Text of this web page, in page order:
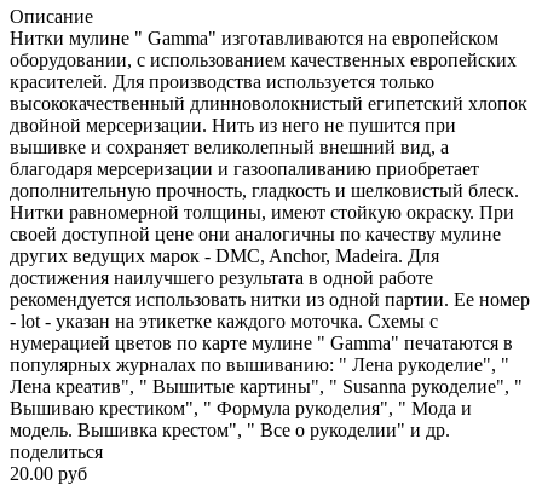
Описание
Нитки мулине " Gamma" изготавливаются на европейском
оборудовании, с использованием качественных европейских
красителей. Для производства используется только
высококачественный длинноволокнистый египетский хлопок
двойной мерсеризации. Нить из него не пушится при
вышивке и сохраняет великолепный внешний вид, а
благодаря мерсеризации и газоопаливанию приобретает
дополнительную прочность, гладкость и шелковистый блеск.
Нитки равномерной толщины, имеют стойкую окраску. При
своей доступной цене они аналогичны по качеству мулине
других ведущих марок - DMC, Anchor, Madeira. Для
достижения наилучшего результата в одной работе
рекомендуется использовать нитки из одной партии. Ее номер
- lot - указан на этикетке каждого моточка. Схемы с
нумерацией цветов по карте мулине " Gamma" печатаются в
популярных журналах по вышиванию: " Лена рукоделие", "
Лена креатив", " Вышитые картины", " Susanna рукоделие", "
Вышиваю крестиком", " Формула рукоделия", " Мода и
модель. Вышивка крестом", " Все о рукоделии" и др.
поделиться
20.00 руб